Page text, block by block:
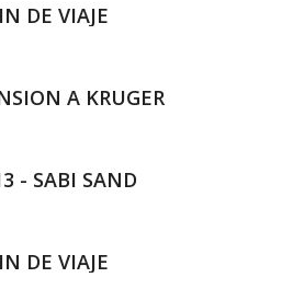
DE VIAJE
A KRUGER
- SABI SAND
DE VIAJE